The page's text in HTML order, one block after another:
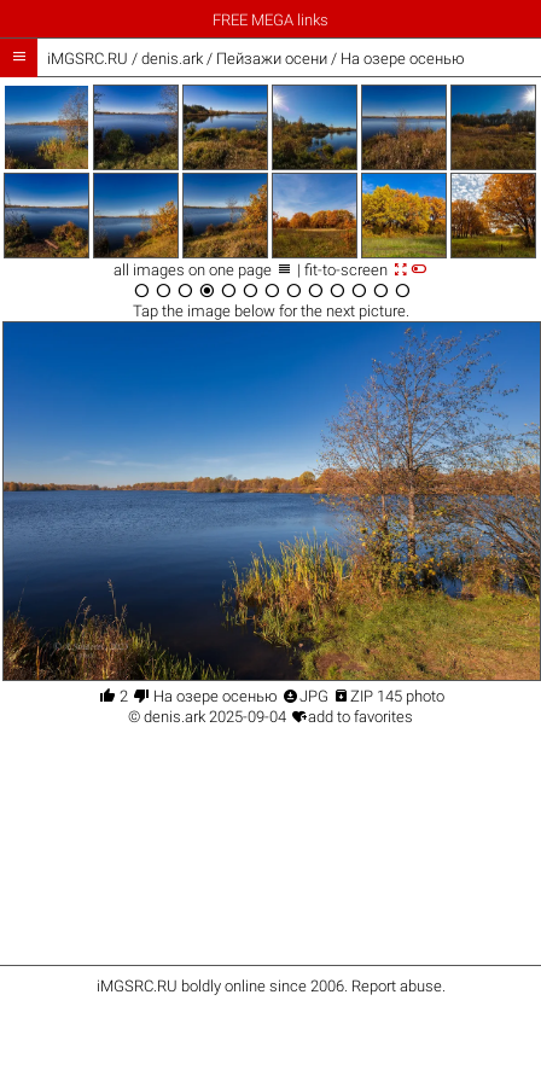
FREE MEGA links
 iMGSRC.RU / denis.ark/ Пейзажи осени / На озере осенью
all images on one page  | fit-to-screen 
            
Tap the imagebelow for the next picture.
 2  На озере осенью JPG  ZIP 145 photo
© denis.ark 2025-09-04 add to favorites
iMGSRC.RU boldly online since 2006. Report abuse.